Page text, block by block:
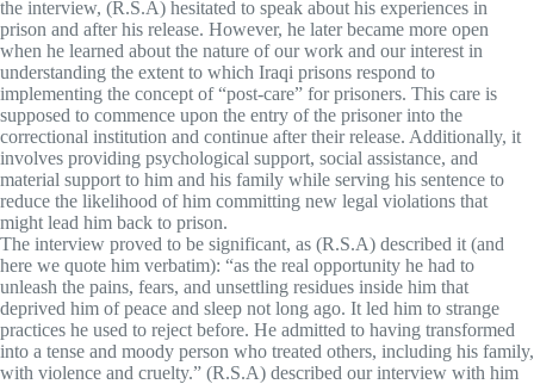
the interview, (R.S.A) hesitated to speak about his experiences in
prison and after his release. However, he later became more open
when he learned about the nature of our work and our interest in
understanding the extent to which Iraqi prisons respond to
implementing the concept of “post-care” for prisoners. This care is
supposed to commence upon the entry of the prisoner into the
correctional institution and continue after their release. Additionally, it
involves providing psychological support, social assistance, and
material support to him and his family while serving his sentence to
reduce the likelihood of him committing new legal violations that
might lead him back to prison.
The interview proved to be significant, as (R.S.A) described it (and
here we quote him verbatim): “as the real opportunity he had to
unleash the pains, fears, and unsettling residues inside him that
deprived him of peace and sleep not long ago. It led him to strange
practices he used to reject before. He admitted to having transformed
into a tense and moody person who treated others, including his family,
with violence and cruelty.” (R.S.A) described our interview with him